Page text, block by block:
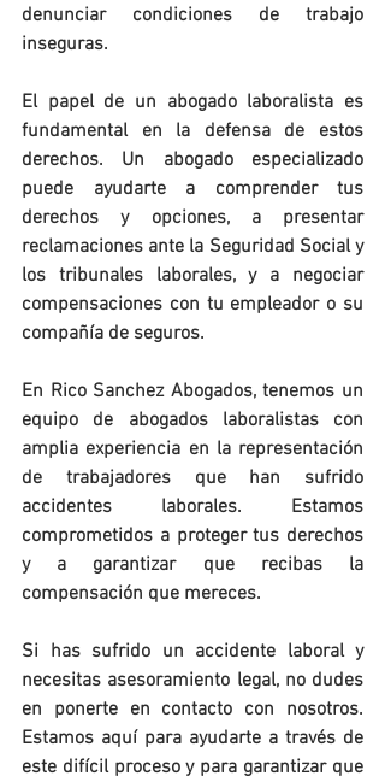
denunciar condiciones de trabajo
inseguras.
El papel de un abogado laboralista es
fundamental en la defensa de estos
derechos. Un abogado especializado
puede ayudarte a comprender tus
derechos y opciones, a presentar
reclamaciones ante la Seguridad Social y
los tribunales laborales, y a negociar
compensaciones con tu empleador o su
compañía de seguros.
En Rico Sanchez Abogados, tenemos un
equipo de abogados laboralistas con
amplia experiencia en la representación
de trabajadores que han sufrido
accidentes laborales. Estamos
comprometidos a proteger tus derechos
y a garantizar que recibas la
compensación que mereces.
Si has sufrido un accidente laboral y
necesitas asesoramiento legal, no dudes
en ponerte en contacto con nosotros.
Estamos aquí para ayudarte a través de
este difícil proceso y para garantizar que